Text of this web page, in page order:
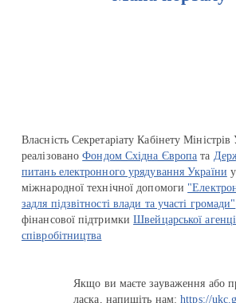
Власність Секретаріату Кабінету
реалізованоФондом Східна Європа та
питань електронного урядування України
міжнародної технічної допомоги
задля підзвітності влади та участі громади"
фінансової підтримкиШвейцарської
співробітництва
Якщо ви маєте зауваження або
ласка, напишіть нам:https://